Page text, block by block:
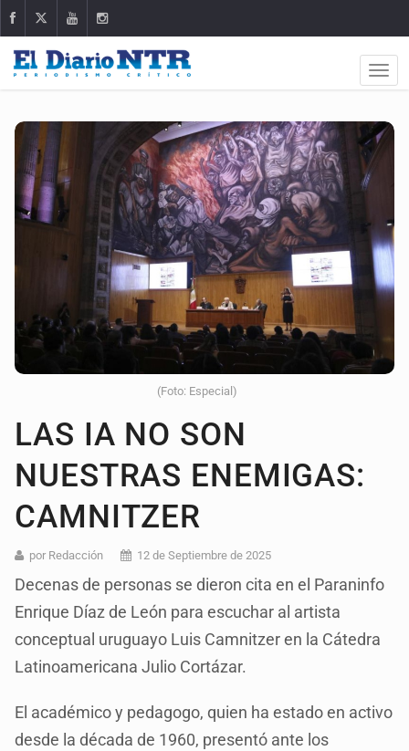
(Foto: Especial)
LAS IA NO SON
NUESTRAS ENEMIGAS:
CAMNITZER
por Redacción 12 de Septiembre de 2025
Decenas de personas se dieron cita en el Paraninfo
Enrique Díaz de León para escuchar al artista
conceptual uruguayo Luis Camnitzer en la Cátedra
Latinoamericana Julio Cortázar.
El académico y pedagogo, quien ha estado en activo
desde la década de 1960, presentó ante los